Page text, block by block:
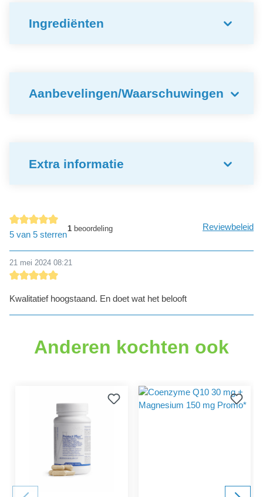
Ingrediënten
Aanbevelingen/Waarschuwingen
Extra informatie
Gemiddelde waardering van 5 van 5 sterren
5 van 5 sterren
1beoordeling Reviewbeleid
21 mei 2024 08:21
Kwalitatief hoogstaand. En doet wat het belooft
Anderen kochten ook